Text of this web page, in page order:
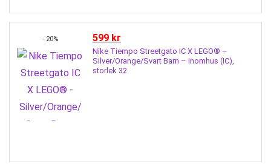
- 20% 599 kr
Nike Tiempo Streetgato IC X LEGO® –
Silver/Orange/Svart Barn – Inomhus (IC),
storlek 32